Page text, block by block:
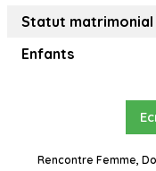
Statut matrimonial
Enfants
Rencontre Femme,